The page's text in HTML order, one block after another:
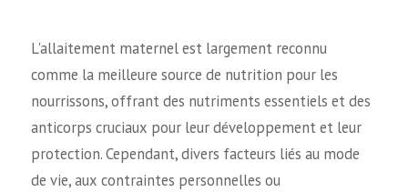
L'allaitement maternel est largement reconnu
comme la meilleure source de nutrition pour les
nourrissons, offrant des nutriments essentiels et des
anticorps cruciaux pour leur développement et leur
protection. Cependant, divers facteurs liés au mode
de vie, aux contraintes personnelles ou